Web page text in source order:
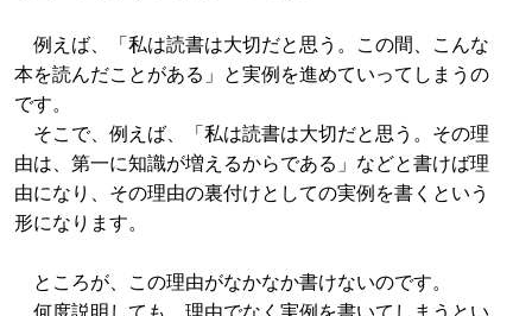
例えば、「私は読書は大切だと思う。この間、こんな
本を読んだことがある」と実例を進めていってしまうの
です。
そこで、例えば、「私は読書は大切だと思う。その理
由は、第一に知識が増えるからである」などと書けば理
由になり、その理由の裏付けとしての実例を書くという
形になります。
ところが、この理由がなかなか書けないのです。